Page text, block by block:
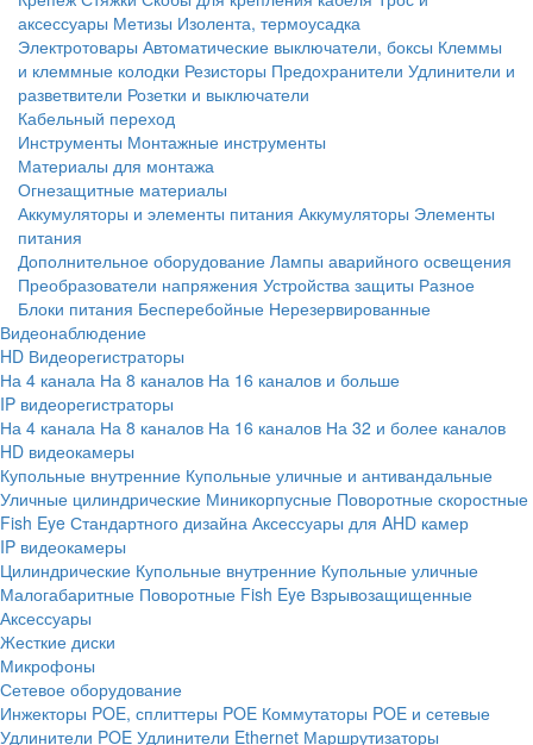
аксессуары Метизы Изолента, термоусадка
Электротовары Автоматические выключатели, боксы Клеммы
и клеммные колодки Резисторы Предохранители Удлинители и
разветвители Розетки и выключатели
Кабельный переход
Инструменты Монтажные инструменты
Материалы для монтажа
Огнезащитные материалы
Аккумуляторы и элементы питания Аккумуляторы Элементы
питания
Дополнительное оборудование Лампы аварийного освещения
Преобразователи напряжения Устройства защиты Разное
Блоки питания Бесперебойные Нерезервированные
Видеонаблюдение
HD Видеорегистраторы
На 4 канала На 8 каналов На 16 каналов и больше
IP видеорегистраторы
На 4 канала На 8 каналов На 16 каналов На 32 и более каналов
HD видеокамеры
Купольные внутренние Купольные уличные и антивандальные
Уличные цилиндрические Миникорпусные Поворотные скоростные
Fish Eye Стандартного дизайна Аксессуары для AHD камер
IP видеокамеры
Цилиндрические Купольные внутренние Купольные уличные
Малогабаритные Поворотные Fish Eye Взрывозащищенные
Аксессуары
Жесткие диски
Микрофоны
Сетевое оборудование
Инжекторы POE, сплиттеры POE Коммутаторы POE и сетевые
Удлинители POE Удлинители Ethernet Маршрутизаторы